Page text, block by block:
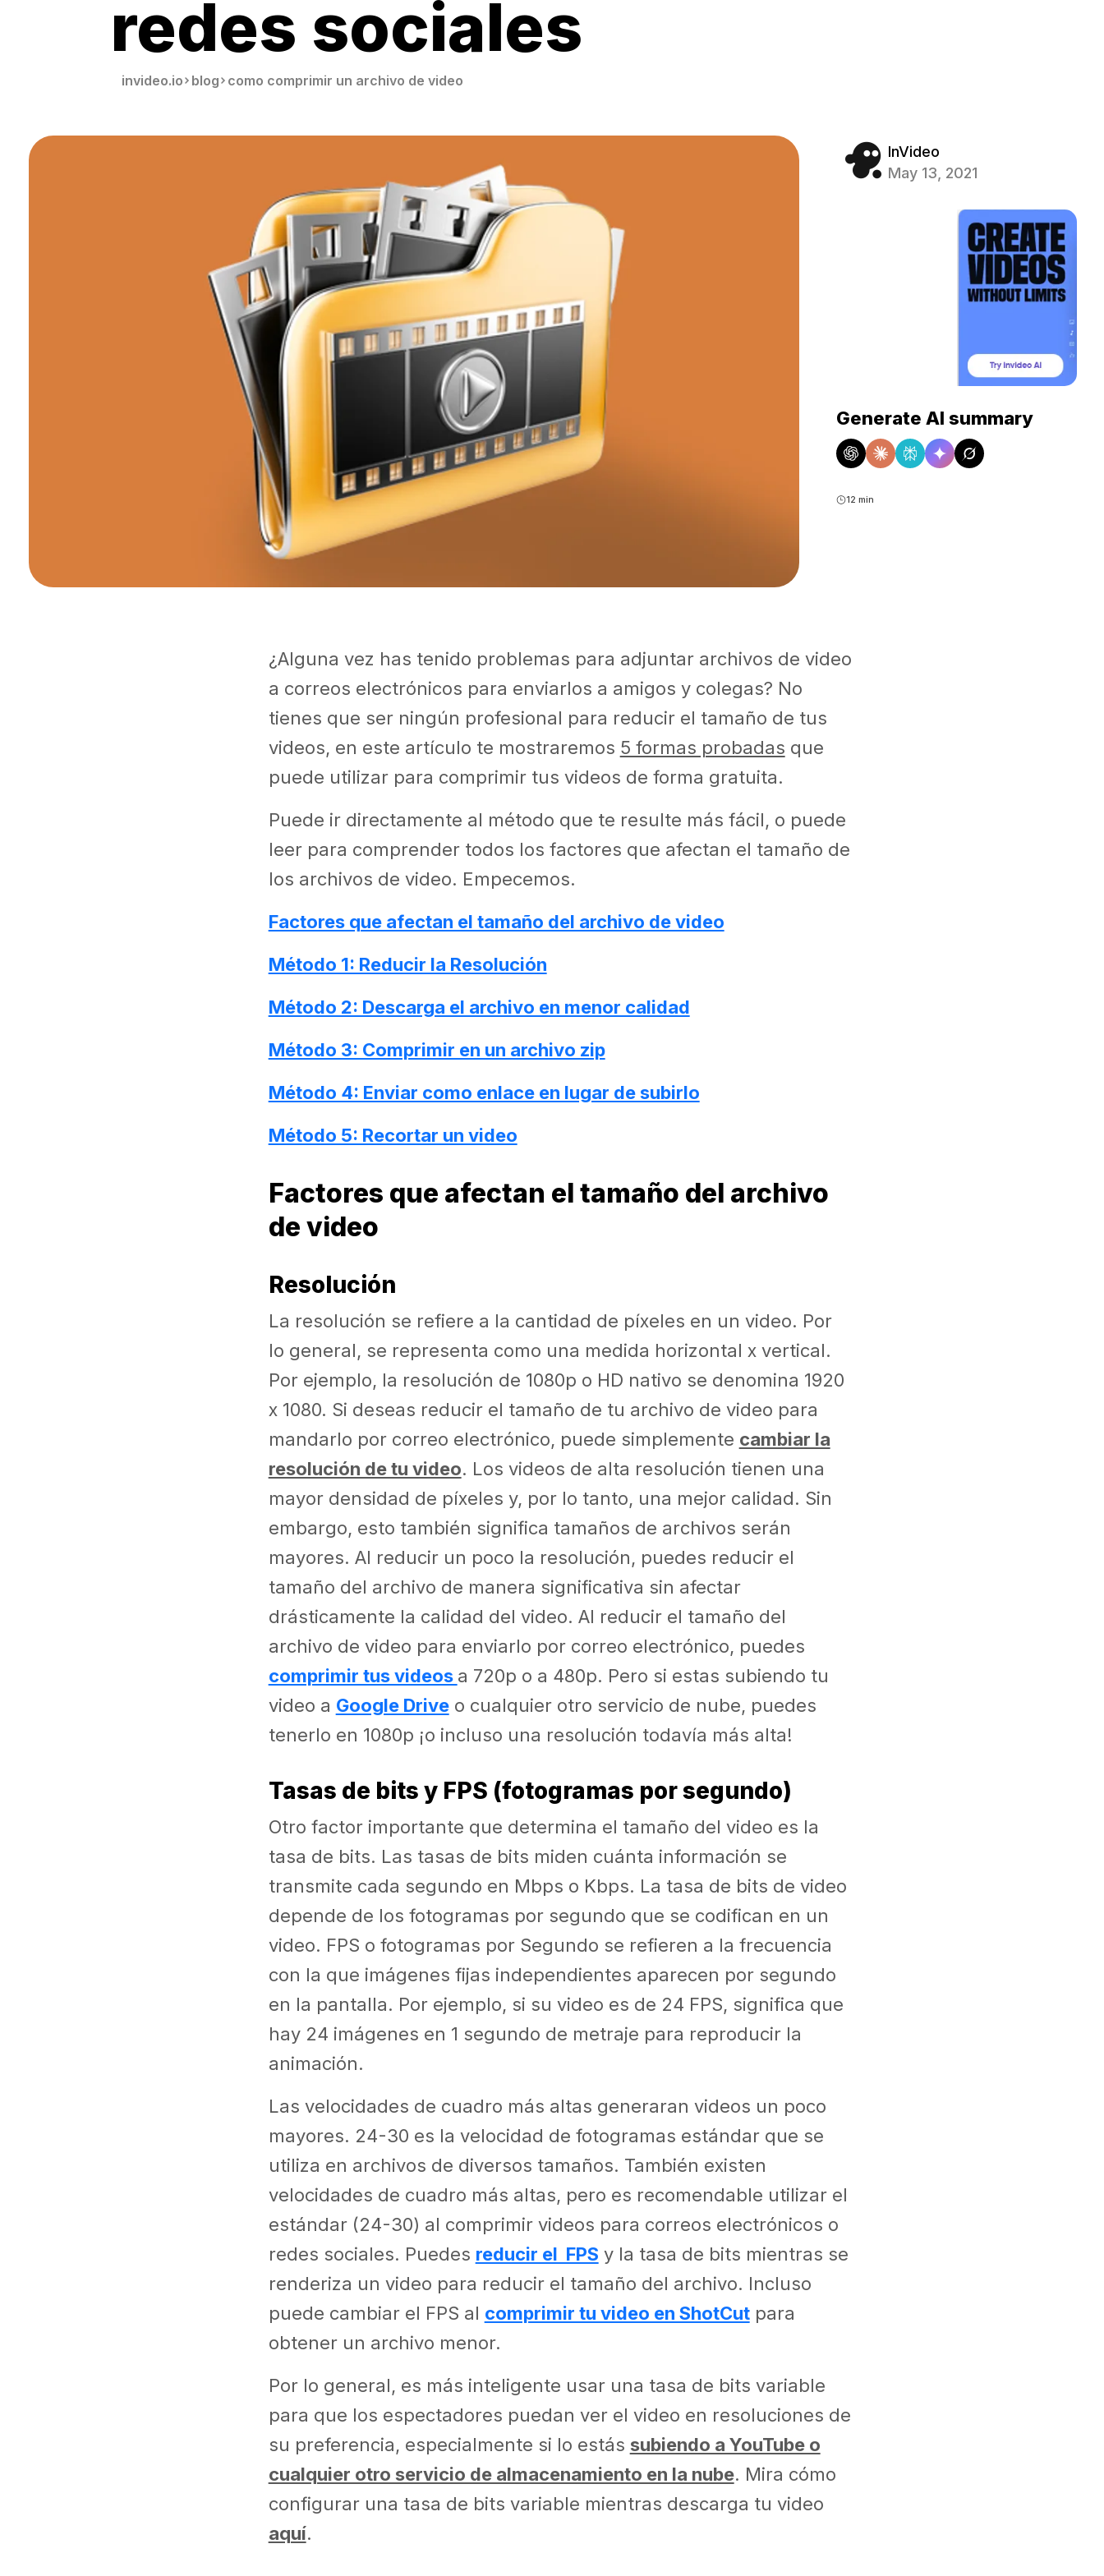
redes sociales
invideo.io blog como comprimir un archivo de video
InVideo
May 13, 2021
Generate AI summary
12 min
¿Alguna vez has tenido problemas para adjuntar archivos de video
a correos electrónicos para enviarlos a amigos y colegas? No
tienes que ser ningún profesional para reducir el tamaño de tus
videos, en este artículo te mostraremos 5 formas probadas que
puede utilizar para comprimir tus videos de forma gratuita.
Puede ir directamente al método que te resulte más fácil, o puede
leer para comprender todos los factores que afectan el tamaño de
los archivos de video. Empecemos.
Factores que afectan el tamaño del archivo de video
Método 1: Reducir la Resolución
Método 2: Descarga el archivo en menor calidad
Método 3: Comprimir en un archivo zip
Método 4: Enviar como enlace en lugar de subirlo
Método 5: Recortar un video
Factores que afectan el tamaño del archivo
de video
Resolución
La resolución se refiere a la cantidad de píxeles en un video. Por
lo general, se representa como una medida horizontal x vertical.
Por ejemplo, la resolución de 1080p o HD nativo se denomina 1920
x 1080. Si deseas reducir el tamaño de tu archivo de video para
mandarlo por correo electrónico, puede simplemente cambiar la
resolución de tu video. Los videos de alta resolución tienen una
mayor densidad de píxeles y, por lo tanto, una mejor calidad. Sin
embargo, esto también significa tamaños de archivos serán
mayores. Al reducir un poco la resolución, puedes reducir el
tamaño del archivo de manera significativa sin afectar
drásticamente la calidad del video. Al reducir el tamaño del
archivo de video para enviarlo por correo electrónico, puedes
comprimir tus videos a 720p o a 480p. Pero si estas subiendo tu
video a Google Driveo cualquier otro servicio de nube, puedes
tenerlo en 1080p ¡o incluso una resolución todavía más alta!
Tasas de bits y FPS (fotogramas por segundo)
Otro factor importante que determina el tamaño del video es la
tasa de bits. Las tasas de bits miden cuánta información se
transmite cada segundo en Mbps o Kbps. La tasa de bits de video
depende de los fotogramas por segundo que se codifican en un
video. FPS o fotogramas por Segundo se refieren a la frecuencia
con la que imágenes fijas independientes aparecen por segundo
en la pantalla. Por ejemplo, si su video es de 24 FPS, significa que
hay 24 imágenes en 1 segundo de metraje para reproducir la
animación.
Las velocidades de cuadro más altas generaran videos un poco
mayores. 24-30 es la velocidad de fotogramas estándar que se
utiliza en archivos de diversos tamaños. También existen
velocidades de cuadro más altas, pero es recomendable utilizar el
estándar (24-30) al comprimir videos para correos electrónicos o
redes sociales. Puedes reducir el FPS y la tasa de bits mientras se
renderiza un video para reducir el tamaño del archivo. Incluso
puede cambiar el FPS al comprimir tu video en ShotCutpara
obtener un archivo menor.
Por lo general, es más inteligente usar una tasa de bits variable
para que los espectadores puedan ver el video en resoluciones de
su preferencia, especialmente si lo estás subiendo a YouTube o
cualquier otro servicio de almacenamiento en la nube. Mira cómo
configurar una tasa de bits variable mientras descarga tu video
aquí.